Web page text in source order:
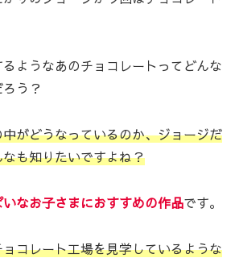
ようなあのチョコレートってどんな
う？
がどうなっているのか、ジョージだ
も知りたいですよね？
なお子さまにおすすめの作品です。
コレート工場を見学しているような